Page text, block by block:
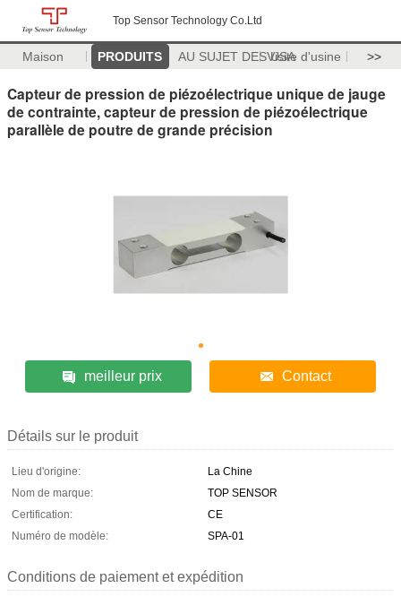
Top Sensor Technology Co.Ltd
Maison PRODUITS AU SUJET DES USAVisite d'usine >>
Capteur de pression de piézoélectrique unique de jauge
de contrainte, capteur de pression de piézoélectrique
parallèle de poutre de grande précision
meilleur prix Contact
Détails sur le produit
Lieu d'origine:
La Chine
Nom de marque:
TOP SENSOR
Certification:
CE
Numéro de modèle:
SPA-01
Conditions de paiement et expédition